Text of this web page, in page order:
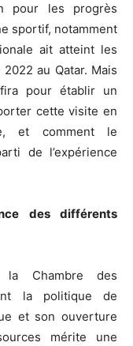
pour les progrès
sportif, notamment
ait atteint les
au Qatar. Mais
pour établir un
cette visite en
et comment le
de l’expérience
des différents
la Chambre des
la politique de
et son ouverture
mérite une